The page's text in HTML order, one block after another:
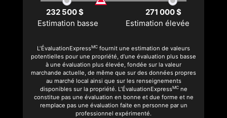
232 500 $
271 000 $
Estimation basse
Estimation élevée
L'ÉvaluationExpressMC fournit une estimation de valeurs
potentielles pour une propriété, d’une évaluation plus basse
à une évaluation plus élevée, fondée sur la valeur
marchande actuelle, de même que sur des données propres
au marché local ainsi que sur les renseignements
disponibles sur la propriété. L'ÉvaluationExpressMCne
constitue pas une évaluation en bonne et due forme et ne
remplace pas une évaluation faite en personne par un
professionnel expérimenté.